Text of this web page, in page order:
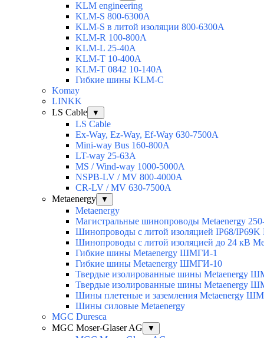
KLM engineering
KLM-S 800-6300A
KLM-S в литой изоляции 800-6300A
KLM-R 100-800A
KLM-L 25-40A
KLM-T 10-400A
KLM-T 0842 10-140A
Гибкие шины KLM-C
Komay
LINKK
LS Cable
▼
LS Cable
Ex-Way, Ez-Way, Ef-Way 630-7500A
Mini-way Bus 160-800A
LT-way 25-63A
MS / Wind-way 1000-5000A
NSPB-LV / MV 800-4000A
CR-LV / MV 630-7500A
Metaenergy
▼
Metaenergy
Магистральные шинопроводы Metaenergy
Шинопроводы с литой изоляцией IP68/IP69K
Шинопроводы с литой изоляцией до 24 кВ
Гибкие шины Metaenergy ШМГИ-1
Гибкие шины Metaenergy ШМГИ-10
Твердые изолированные шины Metaenergy
Твердые изолированные шины Metaenergy
Шины плетеные и заземления Metaenergy
Шины силовые Metaenergy
MGC Duresca
MGC Moser-Glaser AG
▼